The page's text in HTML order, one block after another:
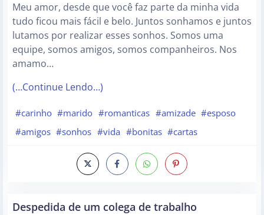
Meu amor, desde que você faz parte da minha vida
tudo ficou mais fácil e belo. Juntos sonhamos e juntos
lutamos por realizar esses sonhos. Somos uma
equipe, somos amigos, somos companheiros. Nos
amamo…
(…Continue Lendo…)
#carinho #marido #romanticas #amizade #esposo
#amigos #sonhos #vida #bonitas #cartas
Despedida de um colega de trabalho